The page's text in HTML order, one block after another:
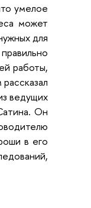
умелое
может
для
работы,
ведущих
Он
в его